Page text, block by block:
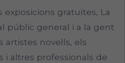
exposicions gratuïtes, La
públic general i a la gent
artistes novells, els
i altres professionals de